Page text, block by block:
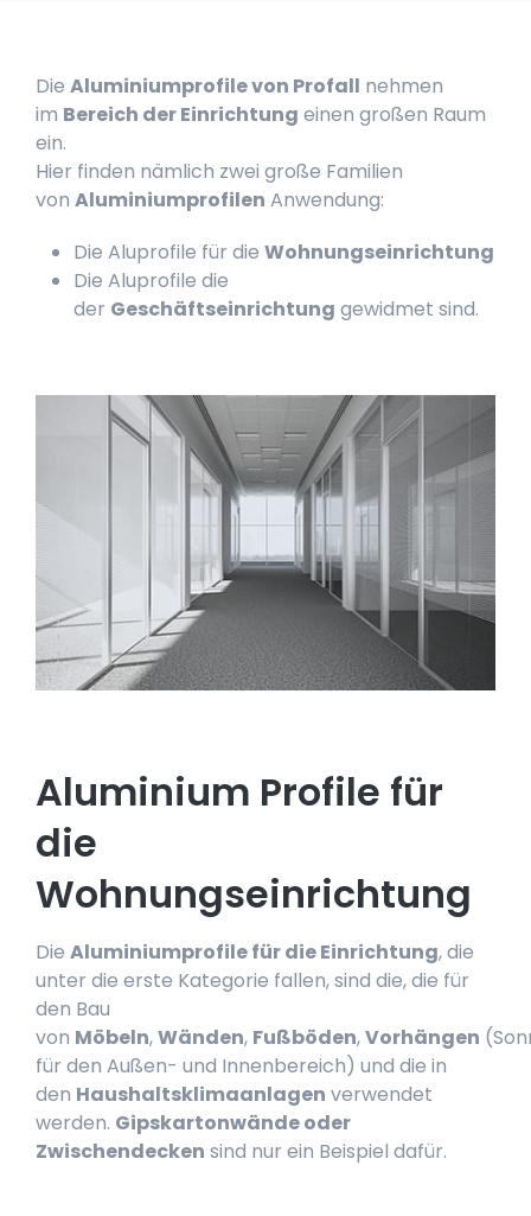
Die Aluminiumprofile von Profall nehmen
im Bereich der Einrichtung einen großen Raum
ein.
Hier finden nämlich zwei große Familien
von Aluminiumprofilen Anwendung:
Die Aluprofile für die Wohnungseinrichtung
Die Aluprofile die
der Geschäftseinrichtung gewidmet sind.
Aluminium Profile für
die
Wohnungseinrichtung
Die Aluminiumprofile für die Einrichtung, die
unter die erste Kategorie fallen, sind die, die für
den Bau
von Möbeln,Wänden, Fußböden,Vorhängen
für den Außen- und Innenbereich) und die in
den Haushaltsklimaanlagen verwendet
werden. Gipskartonwände oder
Zwischendecken sind nur ein Beispiel dafür.